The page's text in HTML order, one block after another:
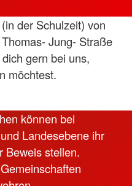
der Schulzeit) von
Jung- Straße
gern bei uns,
möchtest.
können bei
Landesebene ihr
Beweis stellen.